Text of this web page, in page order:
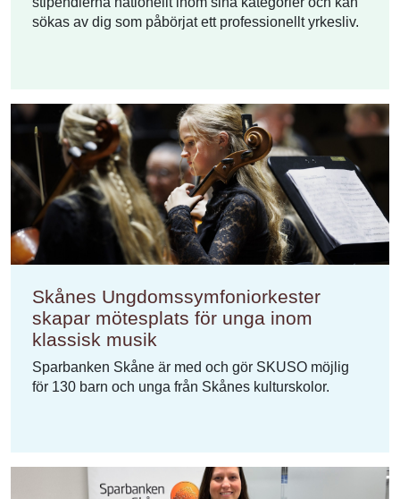
sökas av dig som påbörjat ett professionellt yrkesliv.
Skånes Ungdomssymfoniorkester
skapar mötesplats för unga inom
klassisk musik
Sparbanken Skåne är med och gör SKUSO möjlig
för 130 barn och unga från Skånes kulturskolor.